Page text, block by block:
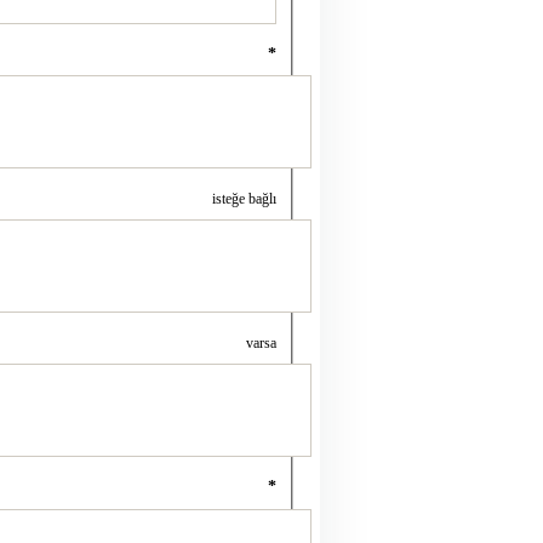
*
isteğe bağlı
varsa
*